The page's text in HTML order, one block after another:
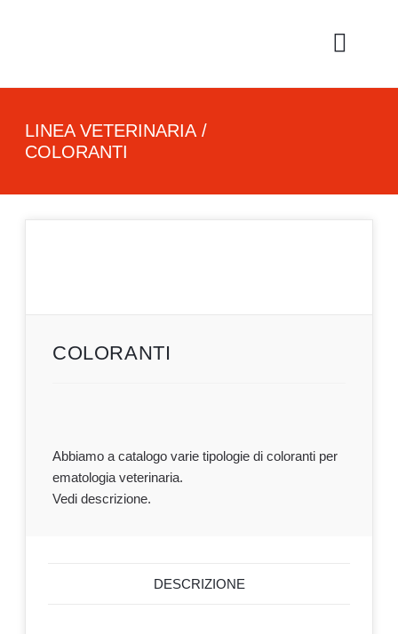
LINEA VETERINARIA /
COLORANTI
COLORANTI
Abbiamo a catalogo varie tipologie di coloranti per
ematologia veterinaria.
Vedi descrizione.
DESCRIZIONE